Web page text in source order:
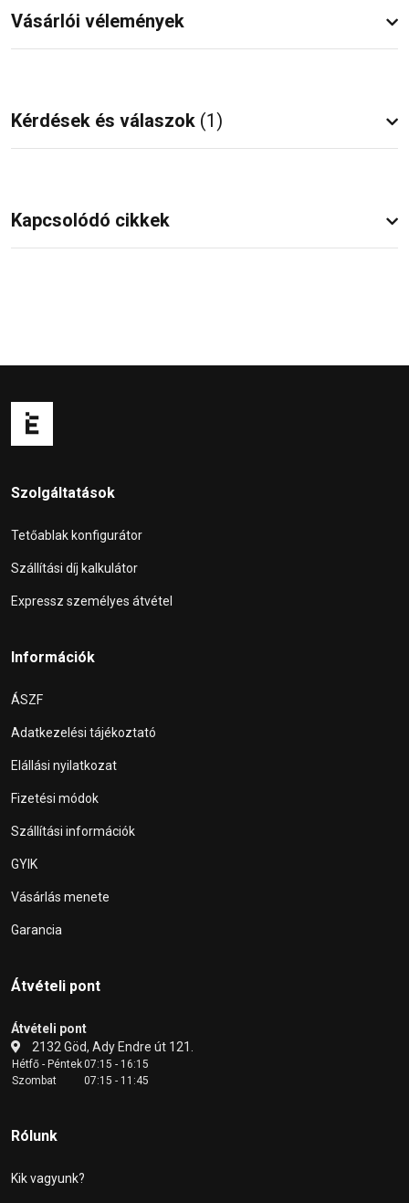
Vásárlói vélemények
Kérdések és válaszok (1)
Kapcsolódó cikkek
Szolgáltatások
Tetőablak konfigurátor
Szállítási díj kalkulátor
Expressz személyes átvétel
Információk
ÁSZF
Adatkezelési tájékoztató
Elállási nyilatkozat
Fizetési módok
Szállítási információk
GYIK
Vásárlás menete
Garancia
Átvételi pont
Átvételi pont
2132 Göd, Ady Endre út 121.
Hétfő - Péntek07:15 - 16:15
Szombat
07:15 - 11:45
Rólunk
Kik vagyunk?